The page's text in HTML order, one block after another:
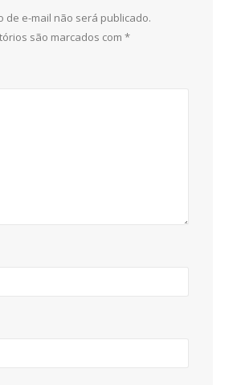
de e-mail não será publicado.
são marcados com *